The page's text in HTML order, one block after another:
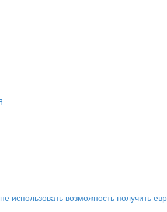
использовать возможность получить